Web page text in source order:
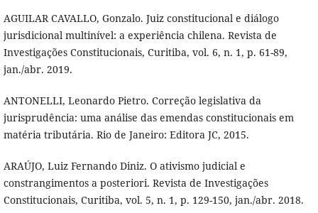
AGUILAR CAVALLO, Gonzalo. Juiz constitucional e diálogo
jurisdicional multinível: a experiência chilena. Revista de
Investigações Constitucionais, Curitiba, vol. 6, n. 1, p. 61-89,
jan./abr. 2019.
ANTONELLI, Leonardo Pietro. Correção legislativa da
jurisprudência: uma análise das emendas constitucionais em
matéria tributária. Rio de Janeiro: Editora JC, 2015.
ARAÚJO, Luiz Fernando Diniz. O ativismo judicial e
constrangimentos a posteriori. Revista de Investigações
Constitucionais, Curitiba, vol. 5, n. 1, p. 129-150, jan./abr. 2018.